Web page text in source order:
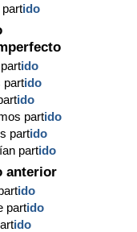
partido
ido
partido
ido
partido
partido
partido
anterior
ido
partido
ido